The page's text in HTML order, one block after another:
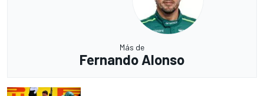
Más de
Fernando Alonso